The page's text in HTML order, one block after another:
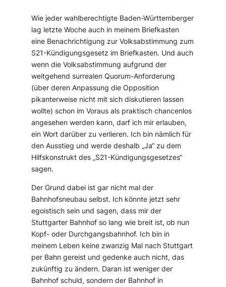
Wie jeder wahlberechtigte Baden-Württemberger
lag letzte Woche auch in meinem Briefkasten
eine Benachrichtigung zur Volksabstimmung zum
S21-Kündigungsgesetz im Briefkasten. Und auch
wenn die Volksabstimmung aufgrund der
weitgehend surrealen Quorum-Anforderung
(über deren Anpassung die Opposition
pikanterweise nicht mit sich diskutieren lassen
wollte) schon im Voraus als praktisch chancenlos
angesehen werden kann, darf ich mir erlauben,
ein Wort darüber zu verlieren. Ich bin nämlich für
den Ausstieg und werde deshalb „Ja“ zu dem
Hilfskonstrukt des „S21-Kündigungsgesetzes“
sagen.
Der Grund dabei ist gar nicht mal der
Bahnhofsneubau selbst. Ich könnte jetzt sehr
egoistisch sein und sagen, dass mir der
Stuttgarter Bahnhof so lang wie breit ist, ob nun
Kopf- oder Durchgangsbahnhof. Ich bin in
meinem Leben keine zwanzig Mal nach Stuttgart
per Bahn gereist und gedenke auch nicht, das
zukünftig zu ändern. Daran ist weniger der
Bahnhof schuld, sondern der Bahnhof in